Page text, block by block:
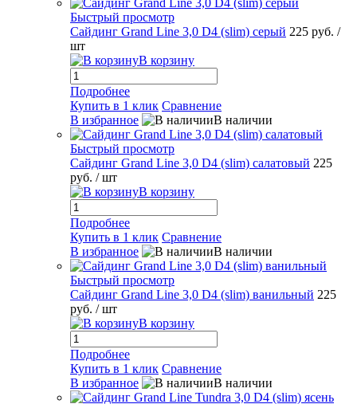
Быстрый просмотр
Сайдинг Grand Line 3,0 D4 (slim) серый 225 руб. /
шт
В корзину
Подробнее
Купить в 1 клик Сравнение
В избранное
В наличии
Быстрый просмотр
Сайдинг Grand Line 3,0 D4 (slim) салатовый 225
руб. / шт
В корзину
Подробнее
Купить в 1 клик Сравнение
В избранное
В наличии
Быстрый просмотр
Сайдинг Grand Line 3,0 D4 (slim) ванильный 225
руб. / шт
В корзину
Подробнее
Купить в 1 клик Сравнение
В избранное
В наличии